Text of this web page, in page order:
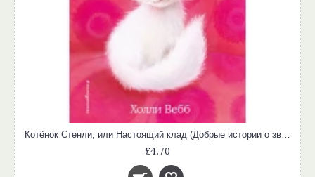
£4.70